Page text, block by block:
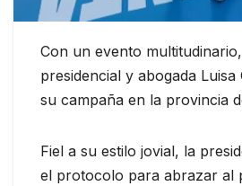
Con un evento
presidencial y abogada
su campaña en la provincia
Fiel a su estilo jovial, la
el protocolo para abrazar al